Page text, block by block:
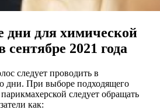
дни для химической
сентябре 2021 года
следует проводить в
дни. При выборе подходящего
следует обращать
как: